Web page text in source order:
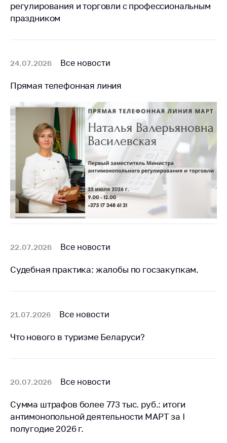
регулирования и торговли с профессиональным
праздником
24.07.2026 Все новости
Прямая телефонная линия
22.07.2026 Все новости
Судебная практика: жалобы по госзакупкам.
21.07.2026 Все новости
Что нового в туризме Беларуси?
20.07.2026 Все новости
Сумма штрафов более 773 тыс. руб.: итоги
антимонопольной деятельности МАРТ за I
полугодие 2026 г.